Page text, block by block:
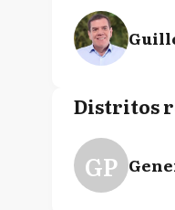
Distritos
GP